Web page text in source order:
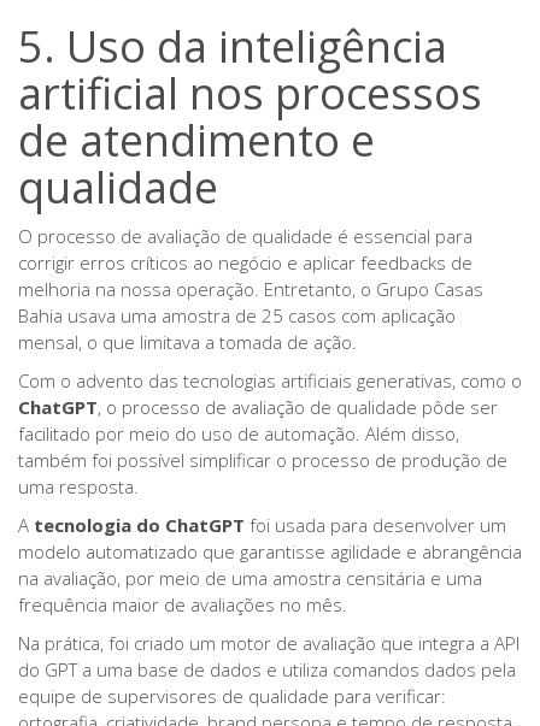
5. Uso da inteligência
artificial nos processos
de atendimento e
qualidade
O processo de avaliação de qualidade é essencial para
corrigir erros críticos ao negócio e aplicar feedbacks de
melhoria na nossa operação. Entretanto, o Grupo Casas
Bahia usava uma amostra de 25 casos com aplicação
mensal, o que limitava a tomada de ação.
Com o advento das tecnologias artificiais generativas, como o
ChatGPT, o processo de avaliação de qualidade pôde ser
facilitado por meio do uso de automação. Além disso,
também foi possível simplificar o processo de produção de
uma resposta.
A tecnologia do ChatGPT foi usada para desenvolver um
modelo automatizado que garantisse agilidade e abrangência
na avaliação, por meio de uma amostra censitária e uma
frequência maior de avaliações no mês.
Na prática, foi criado um motor de avaliação que integra a API
do GPT a uma base de dados e utiliza comandos dados pela
equipe de supervisores de qualidade para verificar: